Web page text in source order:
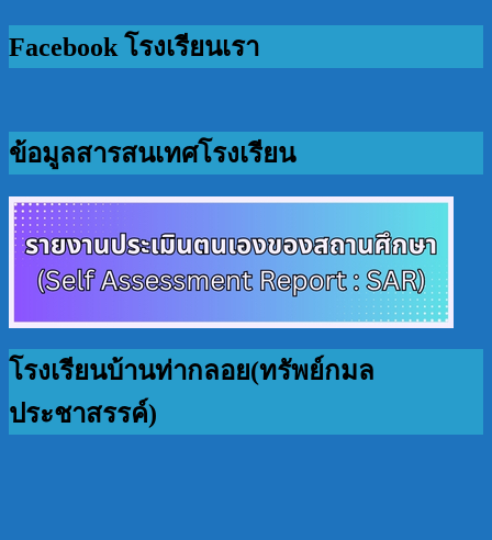
Facebook โรงเรียนเรา
ข้อมูลสารสนเทศโรงเรียน
โรงเรียนบ้านท่ากลอย(ทรัพย์กมล
ประชาสรรค์)